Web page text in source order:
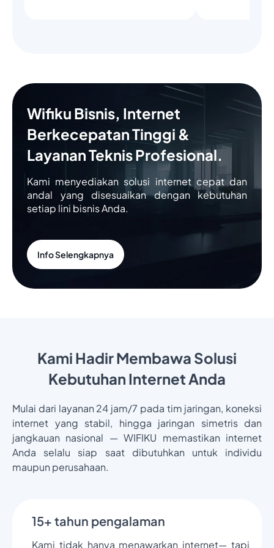
Wifiku Bisnis, Internet
Berkecepatan Tinggi &
Layanan Teknis Profesional.
Kami menyediakan solusi internet cepat dan
andal yang disesuaikan dengan kebutuhan
setiap lini bisnis Anda.
Info Selengkapnya
Kami Hadir Membawa Solusi
Kebutuhan Internet Anda
Mulai dari layanan 24 jam/7 pada tim jaringan, koneksi
internet yang stabil, hingga jaringan simetris dan
jangkauan nasional — WIFIKU memastikan internet
Anda selalu siap saat dibutuhkan untuk individu
maupun perusahaan.
15+ tahun pengalaman
Kami tidak hanya menawarkan internet— tapi